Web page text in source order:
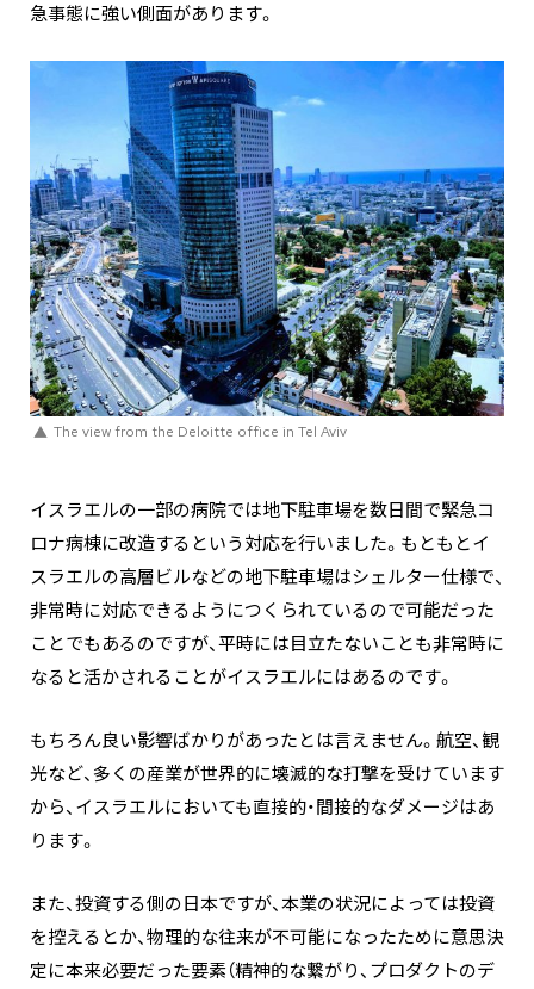
急事態に強い側面があります。
The view from the Deloitte office in Tel Aviv
イスラエルの一部の病院では地下駐車場を数日間で緊急コ
ロナ病棟に改造するという対応を行いました。もともとイ
スラエルの高層ビルなどの地下駐車場はシェルター仕様で、
非常時に対応できるようにつくられているので可能だった
ことでもあるのですが、平時には目立たないことも非常時に
なると活かされることがイスラエルにはあるのです。
もちろん良い影響ばかりがあったとは言えません。航空、観
光など、多くの産業が世界的に壊滅的な打撃を受けています
から、イスラエルにおいても直接的・間接的なダメージはあ
ります。
また、投資する側の日本ですが、本業の状況によっては投資
を控えるとか、物理的な往来が不可能になったために意思決
定に本来必要だった要素（精神的な繋がり、プロダクトのデ